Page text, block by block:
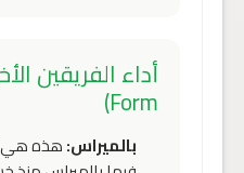
Form)
بالميراس:هذه هي